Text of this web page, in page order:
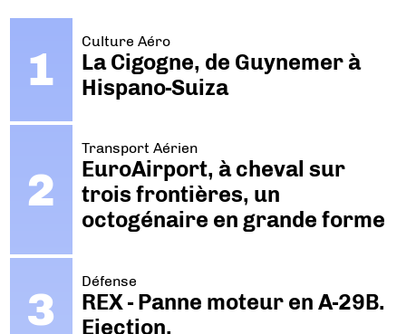
Culture Aéro
La Cigogne, de Guynemer à
Hispano-Suiza
Transport Aérien
EuroAirport, à cheval sur
trois frontières, un
octogénaire en grande forme
Défense
REX - Panne moteur en A-29B.
Ejection.